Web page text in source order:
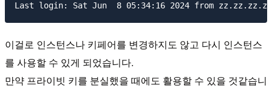
이걸로 인스턴스나 키페어를 변경하지도 않고 다시 인스턴스
를 사용할 수 있게 되었습니다.
만약 프라이빗 키를 분실했을 때에도 활용할 수 있을 것같습니